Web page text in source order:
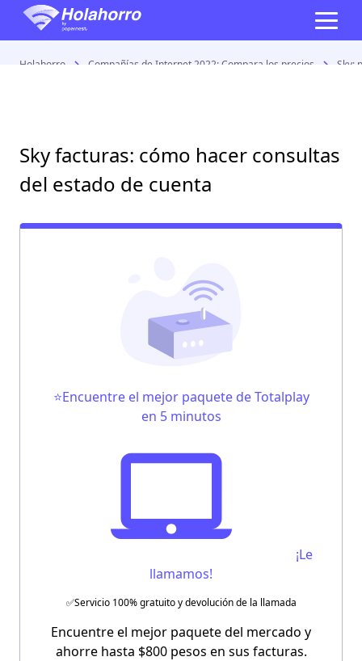
Holahorro Compañías de Internet 2022: Compara los precios Sky:
Sky facturas: cómo hacer consultas
del estado de cuenta
⭐Encuentre el mejor paquete de Totalplay
en 5 minutos
¡Le
llamamos!
✅Servicio 100% gratuito y devolución de la llamada
Encuentre el mejor paquete del mercado y
ahorre hasta $800 pesos en sus facturas.